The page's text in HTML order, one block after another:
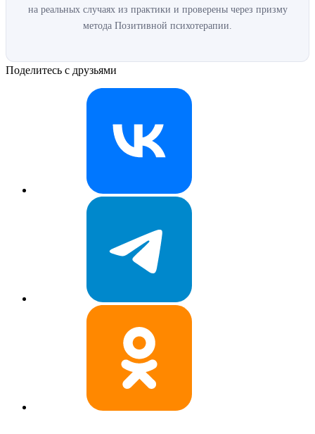
на реальных случаях из практики и проверены через призму
метода Позитивной психотерапии.
Поделитесь с друзьями